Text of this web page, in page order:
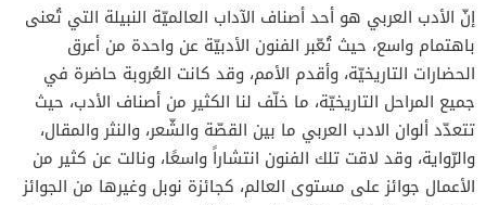
إنّ الأدب العربي هو أحد أصناف الآداب العالميّة النبيلة التي تُعنى
باهتمام واسع، حيث تُعّبر الفنون الأدبيّة عن واحدة من أعرق
الحضارات التاريخيّة، وأقدم الأمم، وقد كانت العُروبة حاضرة في
جميع المراحل التاريخيّة، ما خلّف لنا الكثير من أصناف الأدب، حيث
تتعدّد ألوان الادب العربي ما بين القصّة والشّعر، والنثر والمقال،
والرّواية، وقد لاقت تلك الفنون انتشاراً واسعًا، ونالت عن كثير من
الأعمال جوائز على مستوى العالم، كجائزة نوبل وغيرها من الجوائز